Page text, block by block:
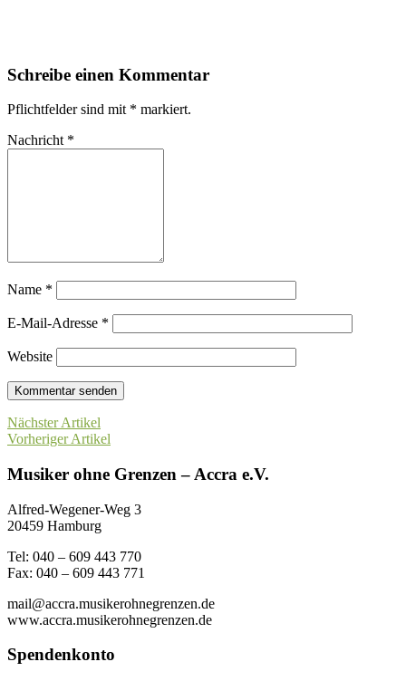
Schreibe einen Kommentar
Pflichtfelder sind mit * markiert.
Nachricht *
Name *
E-Mail-Adresse *
Website
Nächster Artikel
Vorheriger Artikel
Musiker ohne Grenzen – Accra e.V.
Alfred-Wegener-Weg 3
20459 Hamburg
Tel: 040 – 609 443 770
Fax: 040 – 609 443 771
mail@accra.musikerohnegrenzen.de
www.accra.musikerohnegrenzen.de
Spendenkonto